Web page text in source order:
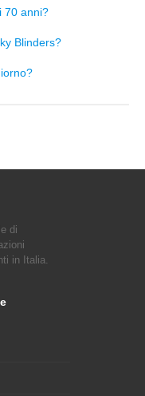
70 anni?
Blinders?
di
in Italia.